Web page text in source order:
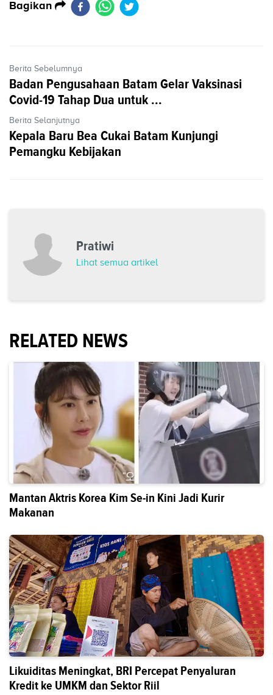
Bagikan
Berita Sebelumnya
Badan Pengusahaan Batam Gelar Vaksinasi
Covid-19 Tahap Dua untuk ...
Berita Selanjutnya
Kepala Baru Bea Cukai Batam Kunjungi
Pemangku Kebijakan
Pratiwi
Lihat semua artikel
RELATED NEWS
Mantan Aktris Korea Kim Se-in Kini Jadi Kurir
Makanan
Likuiditas Meningkat, BRI Percepat Penyaluran
Kredit ke UMKM dan Sektor Riil